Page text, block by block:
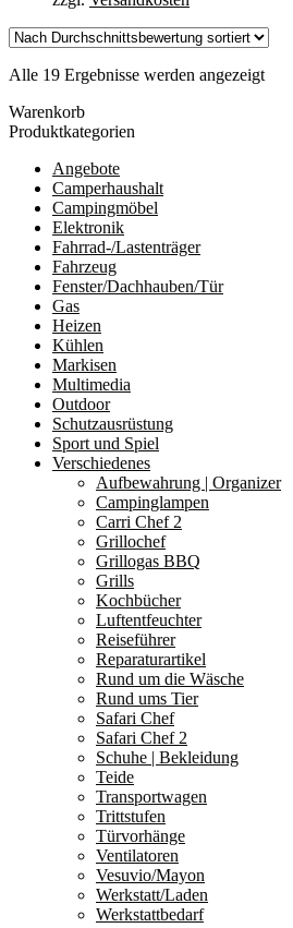
Alle 19 Ergebnisse werden angezeigtNach
Warenkorb
Produktkategorien
Angebote
Camperhaushalt
Campingmöbel
Elektronik
Fahrrad-/Lastenträger
Fahrzeug
Fenster/Dachhauben/Tür
Gas
Heizen
Kühlen
Markisen
Multimedia
Outdoor
Schutzausrüstung
Sport und Spiel
Verschiedenes
Aufbewahrung | Organizer
Campinglampen
Carri Chef 2
Grillochef
Grillogas BBQ
Grills
Kochbücher
Luftentfeuchter
Reiseführer
Reparaturartikel
Rund um die Wäsche
Rund ums Tier
Safari Chef
Safari Chef 2
Schuhe | Bekleidung
Teide
Transportwagen
Trittstufen
Türvorhänge
Ventilatoren
Vesuvio/Mayon
Werkstatt/Laden
Werkstattbedarf